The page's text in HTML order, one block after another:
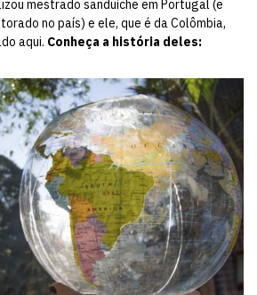
mestrado sanduíche em Portugal (e
no país) e ele, que é da Colômbia,
aqui. Conheça a história deles: